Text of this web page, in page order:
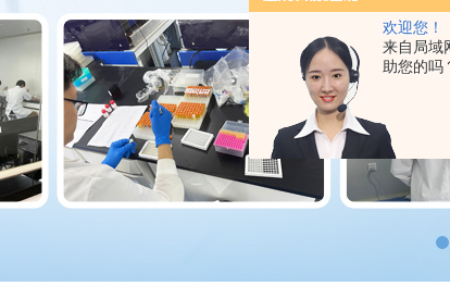
欢迎您！
来自局域
助您的吗